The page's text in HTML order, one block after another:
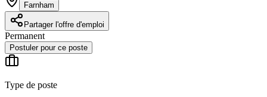
Farnham
Partager l'offre d'emploi
Permanent
Postuler pour ce poste
Type de poste